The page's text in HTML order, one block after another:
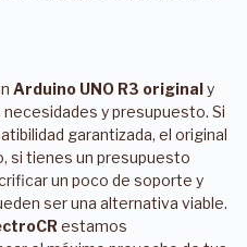
Arduino UNO R3 originaly
y presupuesto. Si
garantizada, el original
si tienes un presupuesto
un poco de soporte y
ser una alternativa viable.
estamos